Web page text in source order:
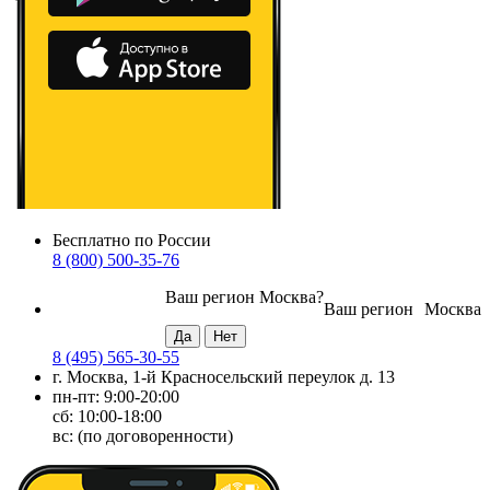
Бесплатно по России
8 (800) 500-35-76
Москва
Ваш регион
Ваш регион Москва?
8 (495) 565-30-55
г. Москва, 1-й Красносельский переулок д. 13
пн-пт: 9:00-20:00
сб: 10:00-18:00
вс: (по договоренности)